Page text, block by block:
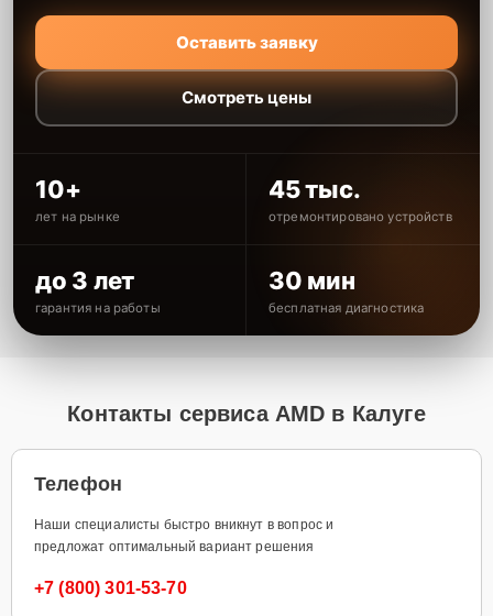
Оставить заявку
Смотреть цены
10+
лет на рынке
45 тыс.
отремонтировано устройств
до 3 лет
гарантия на работы
30 мин
бесплатная диагностика
Контакты сервиса AMD в Калуге
Телефон
Наши специалисты быстро вникнут в вопрос и
предложат оптимальный вариант решения
+7 (800) 301-53-70